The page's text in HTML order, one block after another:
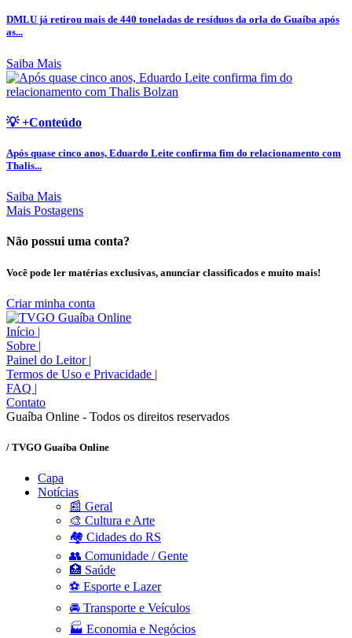
DMLU já retirou mais de 440 toneladas de resíduos da orla do Guaíba após
as...
Saiba Mais
💡 +Conteúdo
Após quase cinco anos, Eduardo Leite confirma fim do relacionamento com
Thalis...
Saiba Mais
Mais Postagens
Não possui uma conta?
Você pode ler matérias exclusivas, anunciar classificados e muito mais!
Criar minha conta
Início |
Sobre |
Painel do Leitor |
Termos de Uso e Privacidade |
FAQ |
Contato
Guaíba Online - Todos os direitos reservados
/ TVGO Guaíba Online
Capa
Notícias
📰 Geral
🎨 Cultura e Arte
🏘️ Cidades do RS
👥 Comunidade / Gente
🏥 Saúde
⚽ Esporte e Lazer
🚘 Transporte e Veículos
🏭 Economia e Negócios